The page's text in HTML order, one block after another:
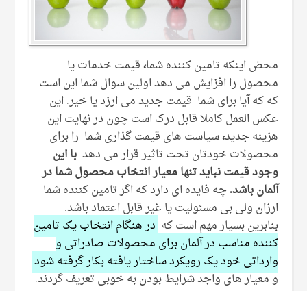
محض اینکه تامین کننده شما،قیمت خدمات یا
محصول را افزایش می دهد اولین سوال شما این است
که که آیا برای شما قیمت جدید می ارزد یا خیر. این
عکس العمل کاملا قابل درک است چون در نهایت این
هزینه جدید،سیاست های قیمت گذاری شما را برای
محصولات خودتان تحت تاثیر قرار می دهد.با این
وجود قیمت نباید تنها معیار انتخاب محصول شما در
آلمان باشد. چه فایده ای دارد که اگر تامین کننده شما
ارزان ولی بی مسئولیت یا غیر قابل اعتماد باشد.
بنابرین بسیار مهم است که در هنگام انتخاب یک تامین
کننده مناسب در آلمان برای محصولات صادراتی و
وارداتی خود یک رویکرد ساختار یافته بکار گرفته شود
و معیار های واجد شرایط بودن به خوبی تعریف گردند.